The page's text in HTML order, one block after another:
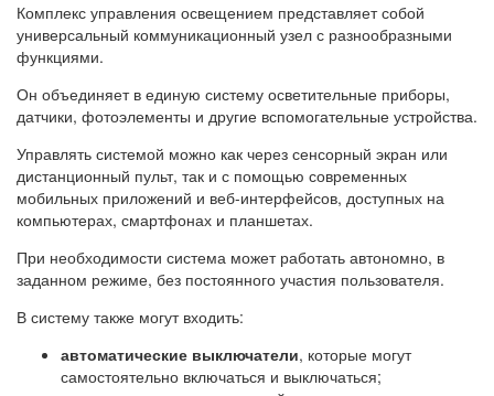
Комплекс управления освещением представляет собой
универсальный коммуникационный узел с разнообразными
функциями.
Он объединяет в единую систему осветительные приборы,
датчики, фотоэлементы и другие вспомогательные устройства.
Управлять системой можно как через сенсорный экран или
дистанционный пульт, так и с помощью современных
мобильных приложений и веб-интерфейсов, доступных на
компьютерах, смартфонах и планшетах.
При необходимости система может работать автономно, в
заданном режиме, без постоянного участия пользователя.
В систему также могут входить:
автоматические выключатели, которые могут
самостоятельно включаться и выключаться;